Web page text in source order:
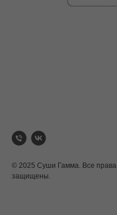
© 2025 Суши Гамма. Все права
защищены.